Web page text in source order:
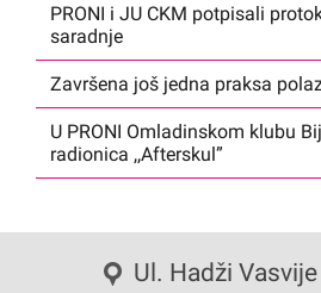
PRONI i JU CKM potpisali
saradnje
Završena još jedna praksa
U PRONI Omladinskom klubu
radionica ,,Afterskul”
Ul. Hadži